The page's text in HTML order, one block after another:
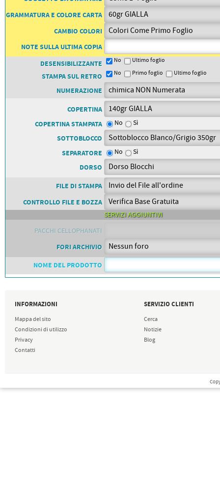
PETTORALI NUMERI DA
PETTORALI CON NOME ATLETA
GRAMMATURA E COLORE CARTA
CAMBIO COLORI
NOTE SULLA ULTIMA COPIA
DESENSIBILIZZANTE
No Ultimo foglio
STAMPA SUL RETRO No Primo foglio Ultimo foglio
NUMERAZIONE
COPERTINA
COPERTINA STAMPATA
No Sì
SOTTOBLOCCO
SEPARATORE
No Sì
DORSO
FILE DI STAMPA
CONTROLLO FILE E BOZZA
SERVIZI AGGIUNTIVI
PACCHI CELLOPHANATI
FORI ARCHIVIO
NOME DEL PRODOTTO
INFORMAZIONI
Mappa del sito
Condizioni di utilizzo
Privacy
Contatti
SERVIZIO CLIENTI
Cerca
Notizie
Blog